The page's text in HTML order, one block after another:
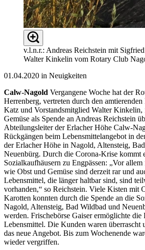
v.l.n.r.: Andreas Reichstein mit
Walter Kinkelin vom Rotary Club
01.04.2020 in Neuigkeiten
Calw-Nagold Vergangene Woche hat der
Herrenberg, vertreten durch den amtierenden
Katz und Vorstandsmitglied Walter Kinkelin,
Gemüse als Spende an Andreas Reichstein
Abteilungsleiter der Erlacher Höhe Calw-
Rückgängen beim Lebensmittelangebot in
der Erlacher Höhe in Nagold, Altensteig,
Neuenbürg. Durch die Corona-Krise kommt
Sozialkaufhäusern zu Engpässen: „Vor
wie Obst und Gemüse sind derzeit rar und
Lebensmittel, die länger haltbar sind, sind
vorhanden,“ so Reichstein. Viele Kisten mit
Karotten konnten durch die Spende an die
Nagold, Altensteig, Bad Wildbad und
werden. Frischebörse Gaiser ermöglichte
Lebensmittel. Die Kunden waren überrascht
das neue Angebot. Bis zum Wochenende
wieder vergriffen.